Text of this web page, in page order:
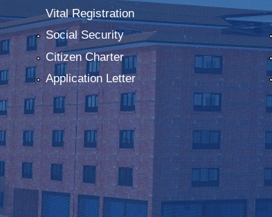
Vital Registration
Social Security
Citizen Charter
Application Letter